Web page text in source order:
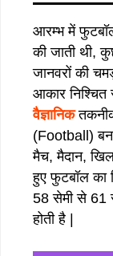
आरम्भ में
की जाती थी,
जानवरों की
आकार
वैज्ञानिक
(Football)
मैच, मैदान,
हुए फुटबॉल का
58 सेमी से 61
होती है |